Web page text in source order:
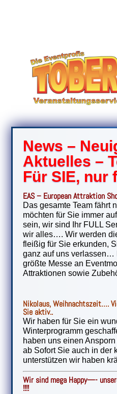
News –
Aktuelles –
Für SIE, nur
EAS – European Attraktion
Das gesamte Team fährt
möchten für Sie immer
sein, wir sind Ihr FULL
wir alles…. Wir werden
fleißig für Sie erkunden,
ganz auf uns verlassen…
größte Messe an
Attraktionen sowie
Nikolaus, Weihnachtszeit….
Sie aktiv..
Wir haben für Sie ein
Winterprogramm
haben uns einen
ab Sofort Sie auch in der
unterstützen wir haben
Wir sind mega Happy—-
!!!!